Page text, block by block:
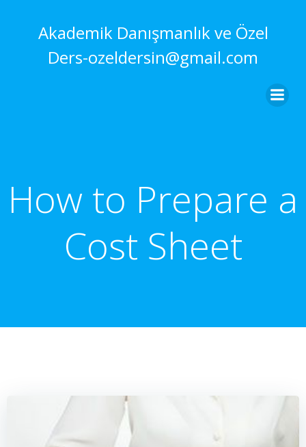
Akademik Danışmanlık ve Özel
Ders-ozeldersin@gmail.com
How to Prepare a
Cost Sheet